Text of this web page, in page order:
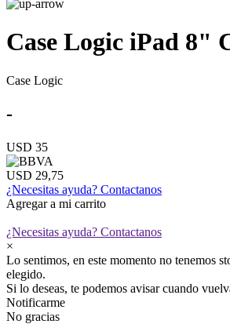
Case Logic iPad 8"
Case Logic
-
USD 35
USD 29,75
¿Necesitas ayuda? Contactanos
Agregar a mi carrito
¿Necesitas ayuda? Contactanos
×
Lo sentimos, en este momento no tenemos
elegido.
Si lo deseas, te podemos avisar cuando
Notificarme
No gracias